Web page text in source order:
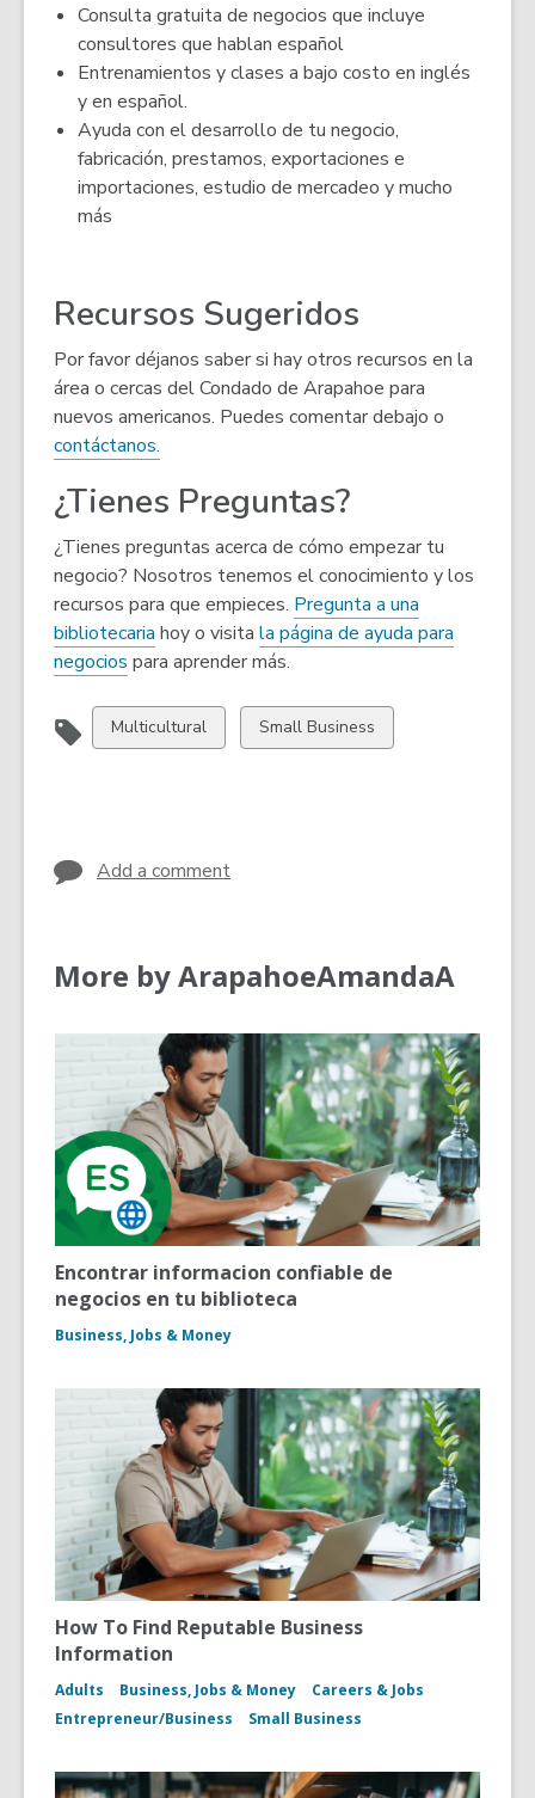
n
Consulta gratuita de negocios que incluye
consultores que hablan español
Entrenamientos y clases a bajo costo en inglés
y en español.
Ayuda con el desarrollo de tu negocio,
fabricación, prestamos, exportaciones e
importaciones, estudio de mercadeo y mucho
más
Recursos Sugeridos
Por favor déjanos saber si hay otros recursos en la
área o cercas del Condado de Arapahoe para
nuevos americanos. Puedes comentar debajo o
contáctanos.
¿Tienes Preguntas?
¿Tienes preguntas acerca de cómo empezar tu
negocio? Nosotros tenemos el conocimiento y los
recursos para que empieces. Pregunta a una
bibliotecaria hoy o visita la página de ayuda para
negocios para aprender más.
View
all
Multicultural
View
all
Small Business
Add a comment
More by ArapahoeAmandaA
Encontrar informacion confiable de
negocios en tu biblioteca
Business, Jobs & Money
How To Find Reputable Business
Information
Adults Business, Jobs & Money
Careers & Jobs
Entrepreneur/Business
Small Business